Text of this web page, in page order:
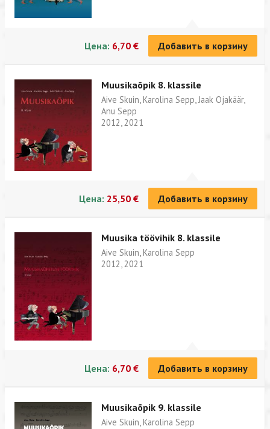
Цена: 6,70 € Добавить в корзину
Muusikaõpik 8. klassile
Aive Skuin, Karolina Sepp, Jaak Ojakäär,
Anu Sepp
2012, 2021
Цена: 25,50 € Добавить в корзину
Muusika töövihik 8. klassile
Aive Skuin, Karolina Sepp
2012, 2021
Цена: 6,70 € Добавить в корзину
Muusikaõpik 9. klassile
Aive Skuin, Karolina Sepp